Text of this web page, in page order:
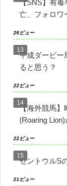
【SNS】有毒
亡、フォロワ
26ビュー
平成ダービー
ると思う？
22ビュー
【海外競馬】
(Roaring
22ビュー
セントウルS
21ビュー